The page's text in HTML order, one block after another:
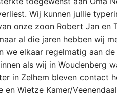
Wij kunnen jullie
onze zoon Robert Jan en
al die jaren hebben wij
we elkaar regelmatig aan
als wij in Woudenberg
in Zelhem bleven contact
Wietze Kamer/Veenendaal